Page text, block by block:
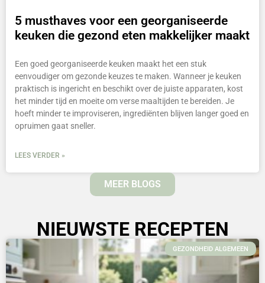
5 musthaves voor een georganiseerde
keuken die gezond eten makkelijker maakt
Een goed georganiseerde keuken maakt het een stuk
eenvoudiger om gezonde keuzes te maken. Wanneer je keuken
praktisch is ingericht en beschikt over de juiste apparaten, kost
het minder tijd en moeite om verse maaltijden te bereiden. Je
hoeft minder te improviseren, ingrediënten blijven langer goed en
opruimen gaat sneller.
LEES VERDER »
MEER BLOGS
NIEUWSTE RECEPTEN
GEZONDHEID ALGEMEEN